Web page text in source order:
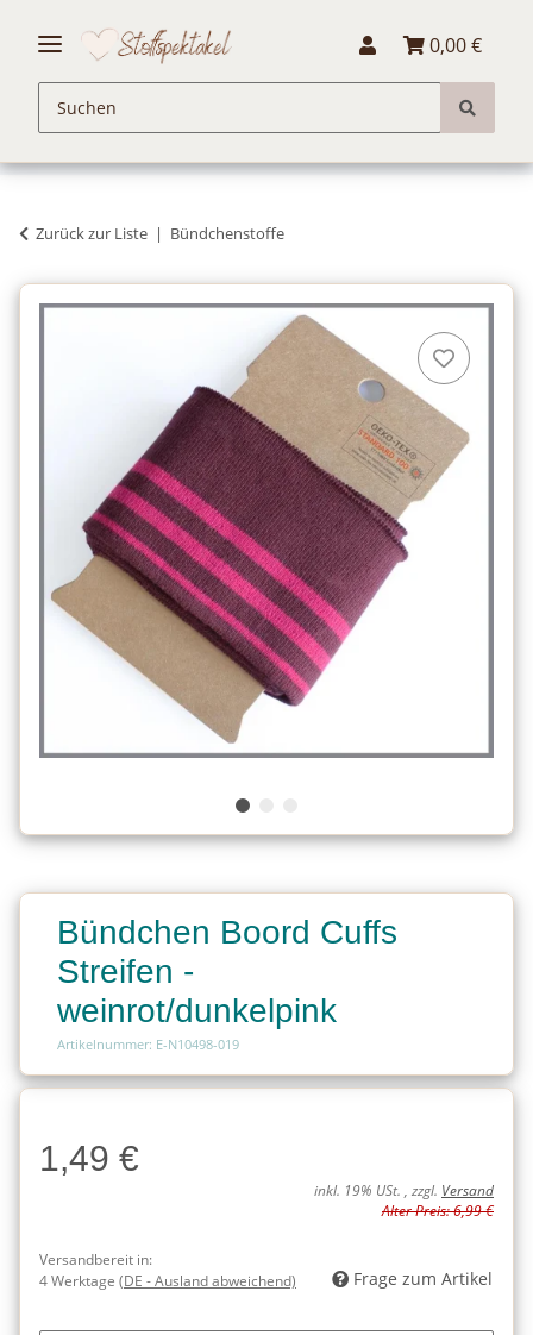
0,00 €
Zurück zur Liste Bündchenstoffe
Bündchen Boord Cuffs
Streifen -
weinrot/dunkelpink
Artikelnummer: E-N10498-019
Charge
Charge
1,49 €
inkl. 19% USt. , zzgl. Versand
Alter Preis: 6,99 €
Versandbereit in:
4 Werktage (DE - Ausland abweichend) Frage zum Artikel